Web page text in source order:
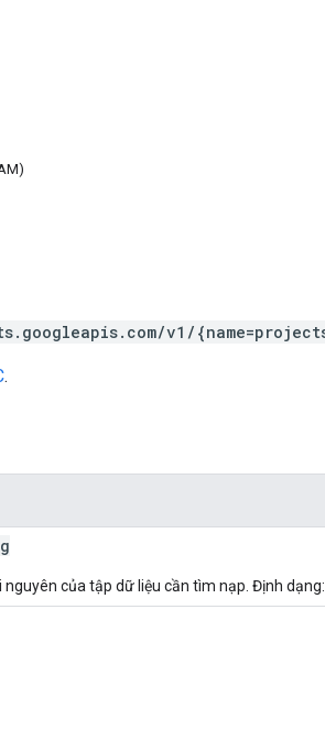
v1/
.
nguyên của tập dữ liệu cần tìm nạp. Định